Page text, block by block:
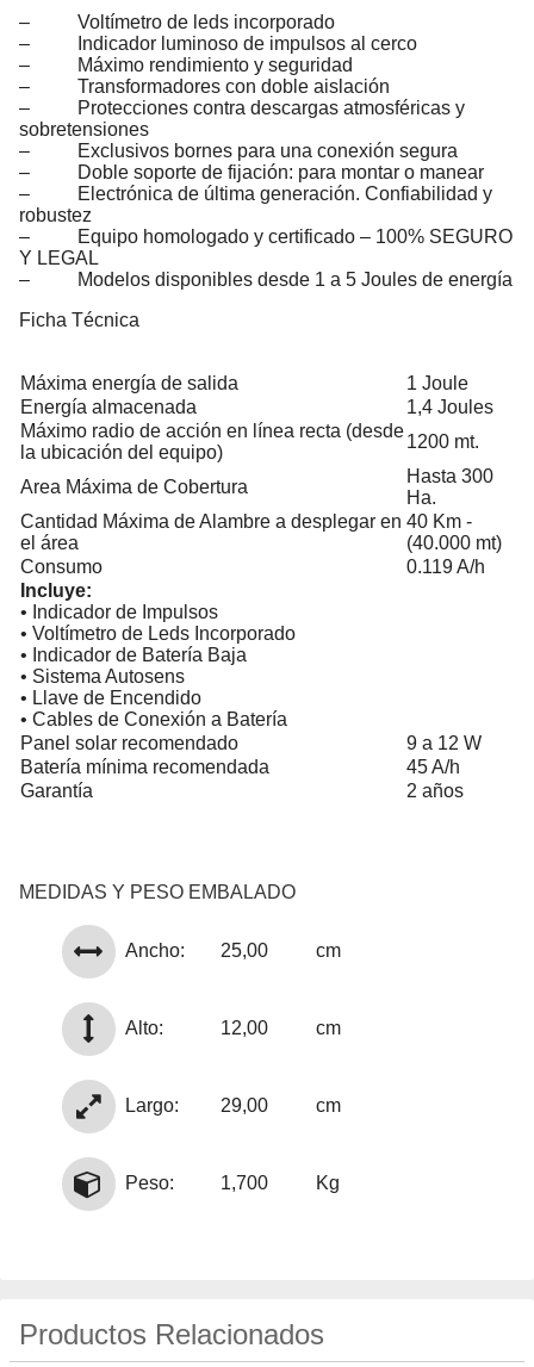
– Voltímetro de leds incorporado
– Indicador luminoso de impulsos al cerco
– Máximo rendimiento y seguridad
– Transformadores con doble aislación
– Protecciones contra descargas atmosféricas y
sobretensiones
– Exclusivos bornes para una conexión segura
– Doble soporte de fijación: para montar o manear
– Electrónica de última generación. Confiabilidad y
robustez
– Equipo homologado y certificado – 100% SEGURO
Y LEGAL
– Modelos disponibles desde 1 a 5 Joules de energía
Ficha Técnica
Máxima energía de salida
1 Joule
Energía almacenada
1,4 Joules
Máximo radio de acción en línea recta (desde
la ubicación del equipo)
1200 mt.
Area Máxima de Cobertura
Hasta 300
Ha.
Cantidad Máxima de Alambre a desplegar en
el área
40 Km -
(40.000 mt)
Consumo
0.119 A/h
Incluye:
• Indicador de Impulsos
• Voltímetro de Leds Incorporado
• Indicador de Batería Baja
• Sistema Autosens
• Llave de Encendido
• Cables de Conexión a Batería
Panel solar recomendado
9 a 12 W
Batería mínima recomendada
45 A/h
Garantía
2 años
MEDIDAS Y PESO EMBALADO
Ancho: 25,00 cm
Alto: 12,00 cm
Largo: 29,00 cm
Peso: 1,700 Kg
Productos Relacionados